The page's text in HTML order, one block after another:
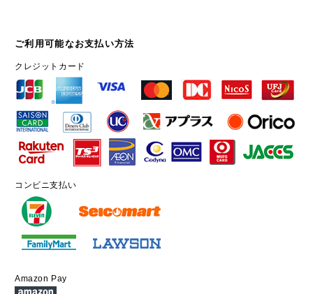
ご利用可能なお支払い方法
クレジットカード
コンビニ支払い
Amazon Pay